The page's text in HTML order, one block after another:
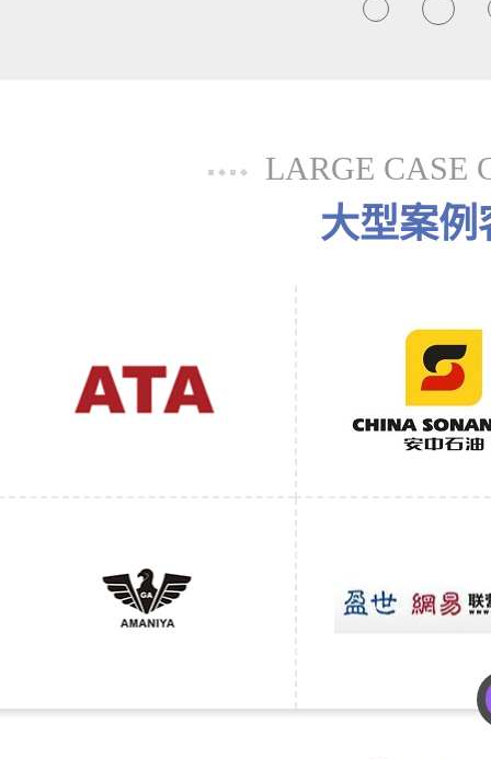
LARGE CASE
大型案例